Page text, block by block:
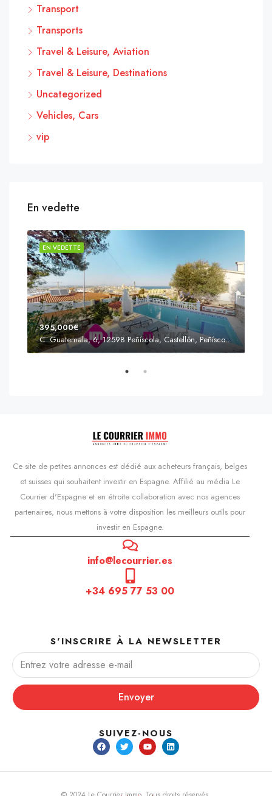
Transport
Transports
Travel & Leisure, Aviation
Travel & Leisure, Destinations
Uncategorized
Vehicles, Cars
vip
En vedette
EN VEDETTE
395,000€
C. Guatemala, 6, 12598 Peñíscola, Castellón, Peñíscola, Communauté valencienne
Ce site de petites annonces est dédié aux acheteurs français, belges
et suisses qui souhaitent investir en Espagne. Affilié au média Le
Courrier d'Espagne et en étroite collaboration avec nos agences
partenaires, nous mettons à votre disposition les meilleurs outils pour
investir en Espagne.
info@lecourrier.es
+34 695 77 53 00
S'INSCRIRE À LA NEWSLETTER
Envoyer
SUIVEZ-NOUS